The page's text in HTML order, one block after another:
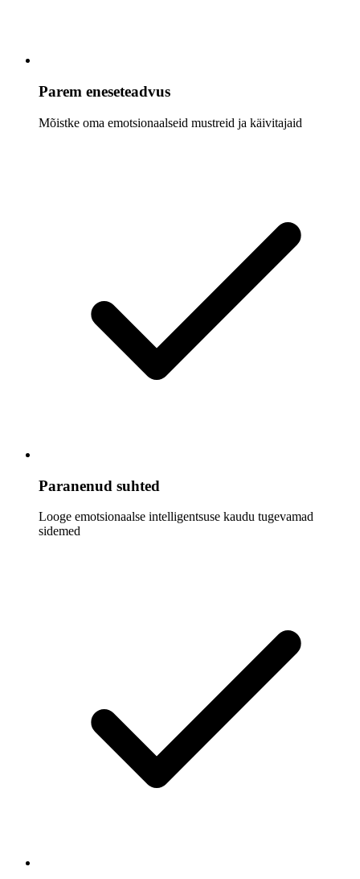
Parem eneseteadvus
Mõistke oma emotsionaalseid mustreid ja käivitajaid
Paranenud suhted
Looge emotsionaalse intelligentsuse kaudu tugevamad
sidemed